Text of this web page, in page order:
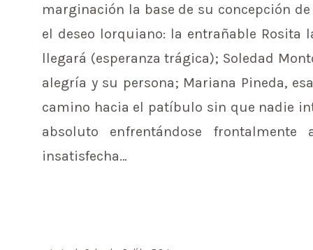
marginación la base de su concepción
el deseo lorquiano: la entrañable Rosita
llegará (esperanza trágica); Soledad
alegría y su persona; Mariana Pineda,
camino hacia el patíbulo sin que nadie
absoluto enfrentándose
insatisfecha…